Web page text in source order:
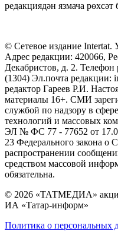
редакциядән язмача
© Сетевое издание
Адрес редакции: 420066,
Декабристов, д. 2.
(1304) Эл.почта редакции:
редактор Гареев Р.И.
материалы 16+. СМИ
службой по надзору в
технологий и массовых
ЭЛ № ФС 77 - 77652 от
23 Федерального закона о
распространении
средством массовой
обязательна.
© 2026 «ТАТМЕДИА»
ИА «Татар-информ»
Политика о персональных